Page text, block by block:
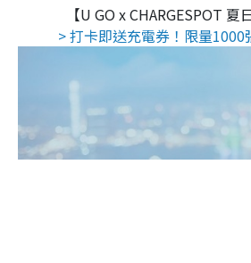
【U GO x CHARGESPOT 夏
> 打卡即送充電券！限量1000